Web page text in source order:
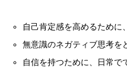
自己肯定感を高めるために
無意識のネガティブ思考を
自信を持つために、日常で